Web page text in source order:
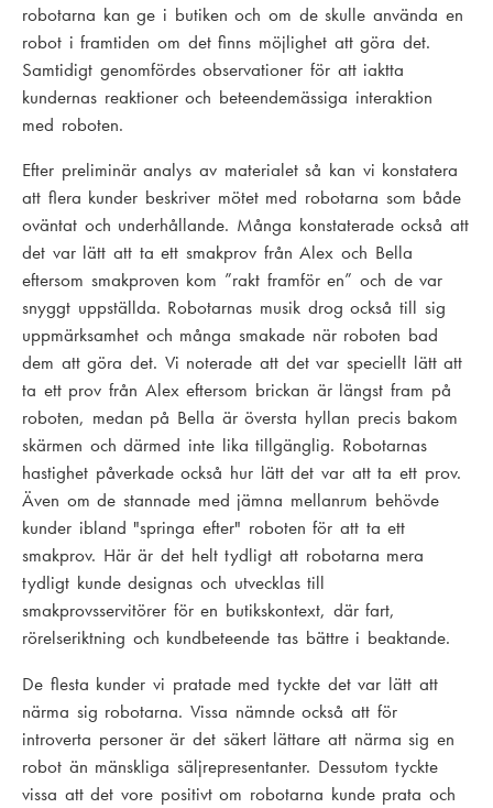
robotarna kan ge i butiken och om de skulle använda en
robot i framtiden om det finns möjlighet att göra det.
Samtidigt genomfördes observationer för att iaktta
kundernas reaktioner och beteendemässiga interaktion
med roboten.
Efter preliminär analys av materialet så kan vi konstatera
att flera kunder beskriver mötet med robotarna som både
oväntat och underhållande. Många konstaterade också att
det var lätt att ta ett smakprov från Alex och Bella
eftersom smakproven kom ”rakt framför en” och de var
snyggt uppställda. Robotarnas musik drog också till sig
uppmärksamhet och många smakade när roboten bad
dem att göra det. Vi noterade att det var speciellt lätt att
ta ett prov från Alex eftersom brickan är längst fram på
roboten, medan på Bella är översta hyllan precis bakom
skärmen och därmed inte lika tillgänglig. Robotarnas
hastighet påverkade också hur lätt det var att ta ett prov.
Även om de stannade med jämna mellanrum behövde
kunder ibland "springa efter" roboten för att ta ett
smakprov. Här är det helt tydligt att robotarna mera
tydligt kunde designas och utvecklas till
smakprovsservitörer för en butikskontext, där fart,
rörelseriktning och kundbeteende tas bättre i beaktande.
De flesta kunder vi pratade med tyckte det var lätt att
närma sig robotarna. Vissa nämnde också att för
introverta personer är det säkert lättare att närma sig en
robot än mänskliga säljrepresentanter. Dessutom tyckte
vissa att det vore positivt om robotarna kunde prata och